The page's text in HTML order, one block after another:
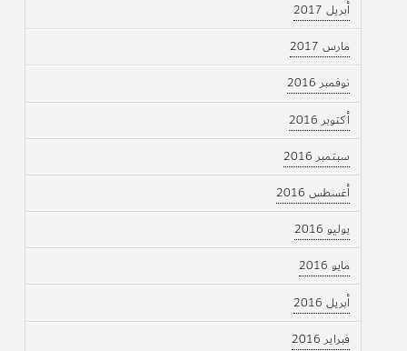
أبريل 2017
مارس 2017
نوفمبر 2016
أكتوبر 2016
سبتمبر 2016
أغسطس 2016
يوليو 2016
مايو 2016
أبريل 2016
فبراير 2016